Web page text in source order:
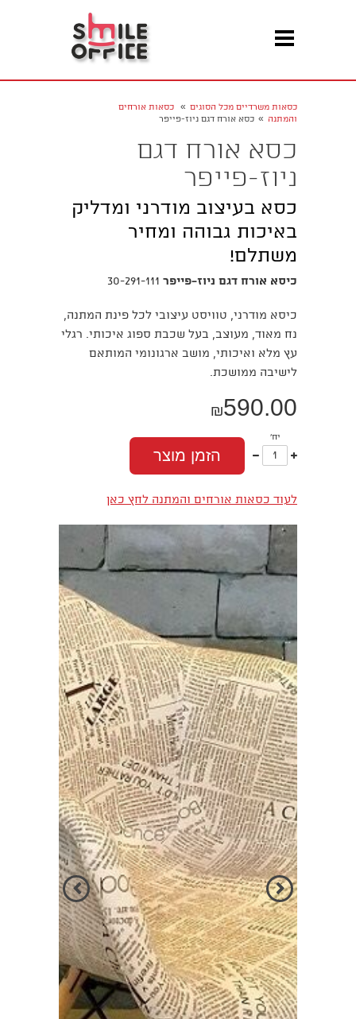
כסאות משרדיים מכל הסוגים » כסאות אורחים
והמתנה » כסא אורח דגם ניוז-פייפר
כסא אורח דגם
ניוז-פייפר
כסא בעיצוב מודרני ומדליק
באיכות גבוהה ומחיר
משתלם!
כיסא אורח דגם ניוז-פייפר 30-291-111
כיסא מודרני, טוויסט עיצובי לכל פינת המתנה,
נח מאוד, מעוצב, בעל שכבת ספוג איכותי. רגלי
עץ מלא ואיכותי, מושב ארגונומי המותאם
לישיבה ממושכת.
₪590.00
יח'
עוד
אחד
אחד
הזמן מוצר
לעוד כסאות אורחים והמתנה לחץ כאן
הבא הקודם